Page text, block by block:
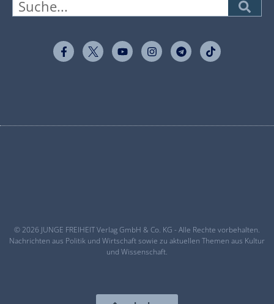
© 2026 JUNGE FREIHEIT Verlag GmbH & Co. KG - Alle Rechte vorbehalten.
Nachrichten aus Politik und Wirtschaft sowie zu aktuellen Themen aus Kultur
und Wissenschaft.